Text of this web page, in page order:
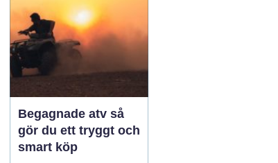
hårt vat...
Begagnade atv så
gör du ett tryggt och
smart köp